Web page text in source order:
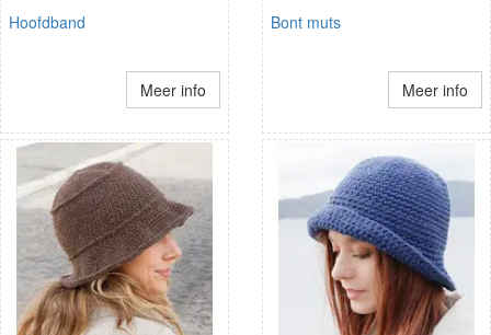
Hoofdband
Meer info
Bont muts
Meer info